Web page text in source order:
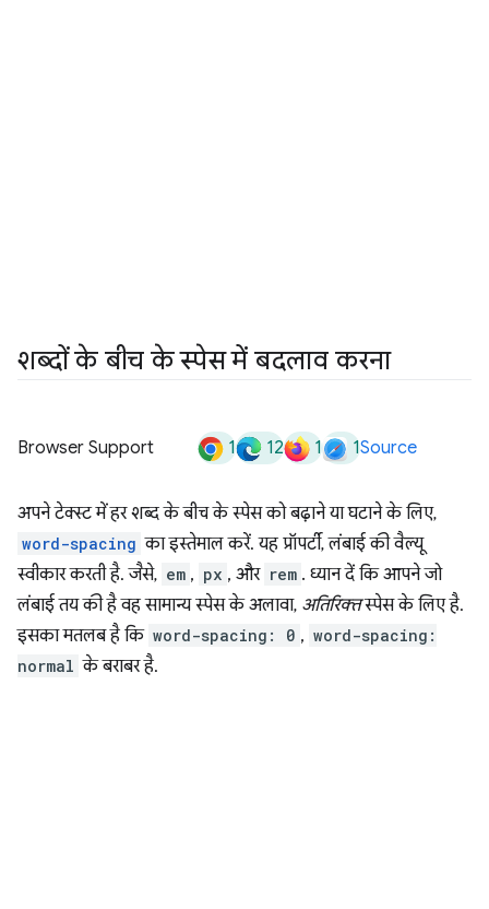
शब्दों के बीच के स्पेस में बदलाव करना
Browser Support 1 12 1 1Source
अपने टेक्स्ट में हर शब्द के बीच के स्पेस को बढ़ाने या घटाने के लिए,
word-spacing का इस्तेमाल करें. यह प्रॉपर्टी, लंबाई की वैल्यू
स्वीकार करती है. जैसे, em , px , और rem . ध्यान दें कि आपने जो
लंबाई तय की है वह सामान्य स्पेस के अलावा, अतिरिक्तस्पेस के लिए है.
इसका मतलब है कि word-spacing: 0 , word-spacing:
normal के बराबर है.